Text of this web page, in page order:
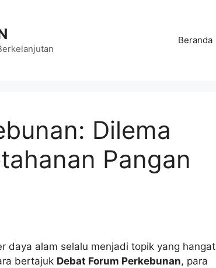
Beranda
Dilema
Pangan
daya alam selalu menjadi topik yang hangat
bertajuk Debat Forum Perkebunan, para